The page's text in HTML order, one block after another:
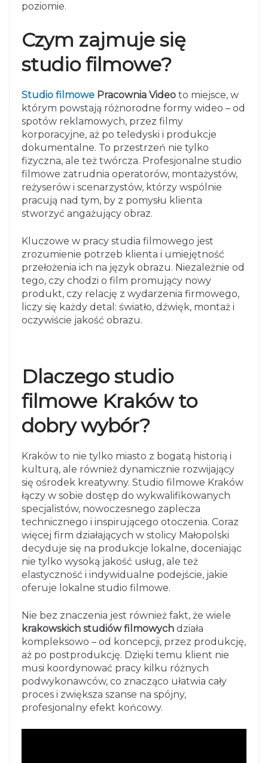
poziomie.
Czym zajmuje się
studio filmowe?
Studio filmowe Pracownia Video to miejsce, w
którym powstają różnorodne formy wideo – od
spotów reklamowych, przez filmy
korporacyjne, aż po teledyski i produkcje
dokumentalne. To przestrzeń nie tylko
fizyczna, ale też twórcza. Profesjonalne studio
filmowe zatrudnia operatorów, montażystów,
reżyserów i scenarzystów, którzy wspólnie
pracują nad tym, by z pomysłu klienta
stworzyć angażujący obraz.
Kluczowe w pracy studia filmowego jest
zrozumienie potrzeb klienta i umiejętność
przełożenia ich na język obrazu. Niezależnie od
tego, czy chodzi o film promujący nowy
produkt, czy relację z wydarzenia firmowego,
liczy się każdy detal: światło, dźwięk, montaż i
oczywiście jakość obrazu.
Dlaczego studio
filmowe Kraków to
dobry wybór?
Kraków to nie tylko miasto z bogatą historią i
kulturą, ale również dynamicznie rozwijający
się ośrodek kreatywny. Studio filmowe Kraków
łączy w sobie dostęp do wykwalifikowanych
specjalistów, nowoczesnego zaplecza
technicznego i inspirującego otoczenia. Coraz
więcej firm działających w stolicy Małopolski
decyduje się na produkcje lokalne, doceniając
nie tylko wysoką jakość usług, ale też
elastyczność i indywidualne podejście, jakie
oferuje lokalne studio filmowe.
Nie bez znaczenia jest również fakt, że wiele
krakowskich studiów filmowych działa
kompleksowo – od koncepcji, przez produkcję,
aż po postprodukcję. Dzięki temu klient nie
musi koordynować pracy kilku różnych
podwykonawców, co znacząco ułatwia cały
proces i zwiększa szanse na spójny,
profesjonalny efekt końcowy.